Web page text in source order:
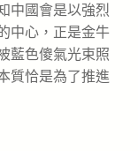
中國會是以強烈
中心，正是金牛
藍色傻氣光束照
質恰是為了推進